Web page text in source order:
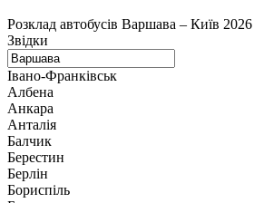
Розклад автобусів Варшава – Київ 2026
Звідки
Івано-Франківськ
Албена
Анкара
Анталія
Балчик
Берестин
Берлін
Бориспіль